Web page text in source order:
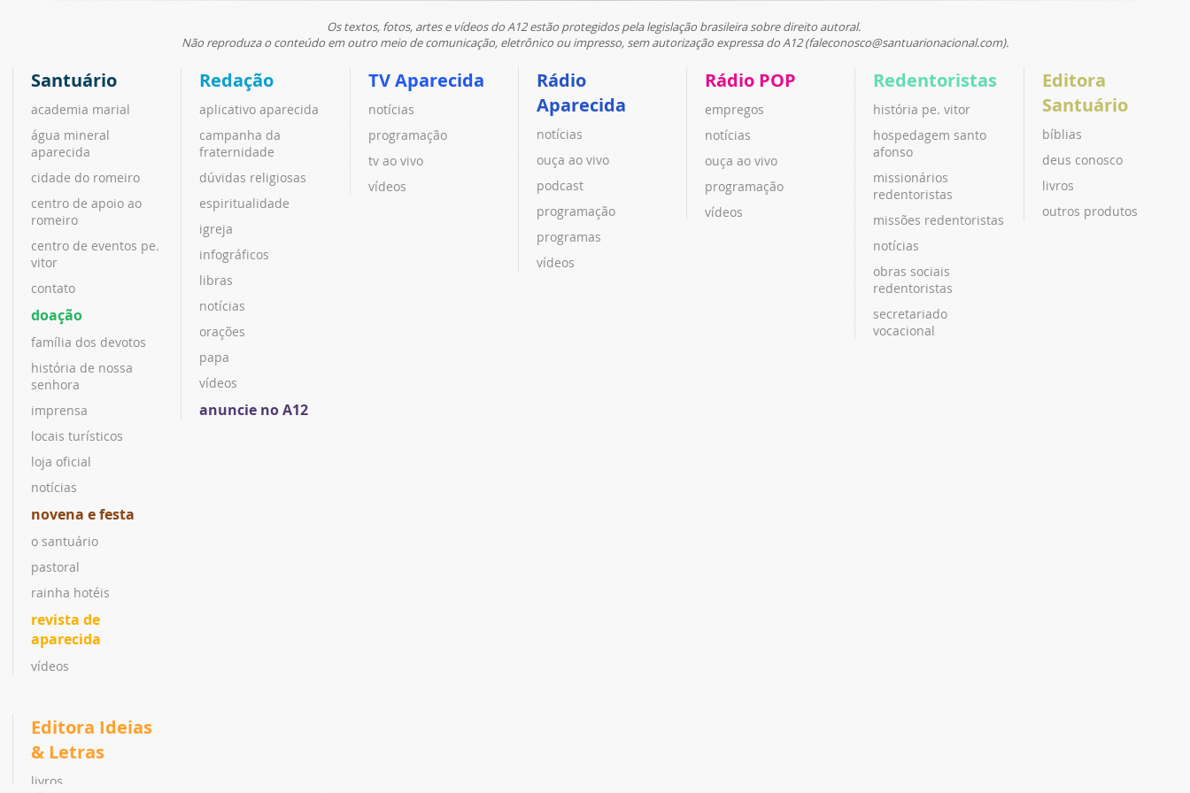
Os textos, fotos, artes e vídeos do A12 estão protegidos pela legislação brasileira sobre direito autoral.
Não reproduza o conteúdo em outro meio de comunicação, eletrônico ou impresso, sem autorização expressa do A12 (faleconosco@santuarionacional.com).
Santuário
academia marial
água mineral
aparecida
cidade do romeiro
centro de apoio ao
romeiro
centro de eventos pe.
vitor
contato
doação
família dos devotos
história de nossa
senhora
imprensa
locais turísticos
loja oficial
notícias
novena e festa
o santuário
pastoral
rainha hotéis
revista de
aparecida
vídeos
Redação
aplicativo aparecida
campanha da
fraternidade
dúvidas religiosas
espiritualidade
igreja
infográficos
libras
notícias
orações
papa
vídeos
anuncie no A12
TV Aparecida
notícias
programação
tv ao vivo
vídeos
Rádio
Aparecida
notícias
ouça ao vivo
podcast
programação
programas
vídeos
Rádio POP
empregos
notícias
ouça ao vivo
programação
vídeos
Redentoristas
história pe. vitor
hospedagem santo
afonso
missionários
redentoristas
missões redentoristas
notícias
obras sociais
redentoristas
secretariado
vocacional
Editora
Santuário
bíblias
deus conosco
livros
outros produtos
Editora Ideias
& Letras
livros